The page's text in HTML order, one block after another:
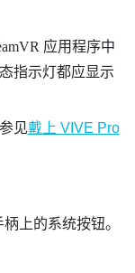
应用程序中
指示灯都应显示
见戴上 VIVE Pro
柄上的系统按钮。